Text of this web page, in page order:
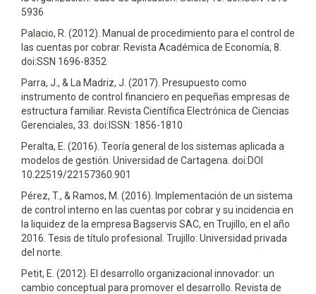
5936
Palacio, R. (2012). Manual de procedimiento para el control de
las cuentas por cobrar. Revista Académica de Economía, 8.
doi:SSN 1696-8352
Parra, J., & La Madriz, J. (2017). Presupuesto como
instrumento de control financiero en pequeñas empresas de
estructura familiar. Revista Científica Electrónica de Ciencias
Gerenciales, 33. doi:ISSN: 1856-1810
Peralta, E. (2016). Teoría general de los sistemas aplicada a
modelos de gestión. Universidad de Cartagena. doi:DOI
10.22519/22157360.901
Pérez, T., & Ramos, M. (2016). Implementación de un sistema
de control interno en las cuentas por cobrar y su incidencia en
la liquidez de la empresa Bagservis SAC, en Trujillo, en el año
2016. Tesis de título profesional. Trujillo: Universidad privada
del norte.
Petit, E. (2012). El desarrollo organizacional innovador: un
cambio conceptual para promover el desarrollo. Revista de